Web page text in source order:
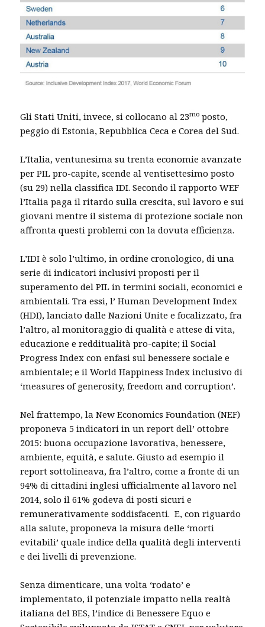
Gli Stati Uniti, invece, si collocano al 23moposto,
peggio di Estonia, Repubblica Ceca e Corea del Sud.
L’Italia, ventunesima su trenta economie avanzate
per PIL pro-capite, scende al ventisettesimo posto
(su 29) nella classifica IDI. Secondo il rapporto WEF
l’Italia paga il ritardo sulla crescita, sul lavoro e sui
giovani mentre il sistema di protezione sociale non
affronta questi problemi con la dovuta efficienza.
L’IDI è solo l’ultimo, in ordine cronologico, di una
serie di indicatori inclusivi proposti per il
superamento del PIL in termini sociali, economici e
ambientali. Tra essi, l’ Human Development Index
(HDI), lanciato dalle Nazioni Unite e focalizzato, fra
l’altro, al monitoraggio di qualità e attese di vita,
educazione e redditualità pro-capite; il Social
Progress Index con enfasi sul benessere sociale e
ambientale; e il World Happiness Index inclusivo di
‘measures of generosity, freedom and corruption’.
Nel frattempo, la New Economics Foundation (NEF)
proponeva 5 indicatori in un report dell’ ottobre
2015: buona occupazione lavorativa, benessere,
ambiente, equità, e salute. Giusto ad esempio il
report sottolineava, fra l’altro, come a fronte di un
94% di cittadini inglesi ufficialmente al lavoro nel
2014, solo il 61% godeva di posti sicuri e
remunerativamente soddisfacenti. E, con riguardo
alla salute, proponeva la misura delle ‘morti
evitabili’ quale indice della qualità degli interventi
e dei livelli di prevenzione.
Senza dimenticare, una volta ‘rodato’ e
implementato, il potenziale impatto nella realtà
italiana del BES, l’indice di Benessere Equo e